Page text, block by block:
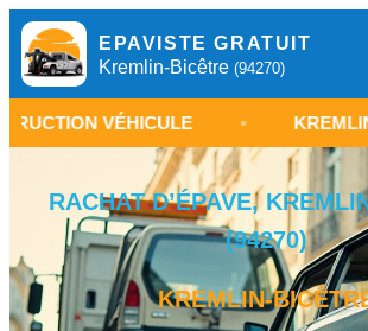
EPAVISTE GRATUIT
Kremlin-Bicêtre (94270)
VÉHICULE • KREMLIN-
RACHAT D’ÉPAVE,
(94270)
KREMLIN-